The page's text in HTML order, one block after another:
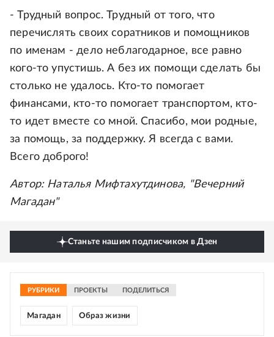
- Трудный вопрос. Трудный от того, что
перечислять своих соратников и помощников
по именам - дело неблагодарное, все равно
кого-то упустишь. А без их помощи сделать бы
столько не удалось. Кто-то помогает
финансами, кто-то помогает транспортом, кто-
то идет вместе со мной. Спасибо, мои родные,
за помощь, за поддержку. Я всегда с вами.
Всего доброго!
Автор: Наталья Мифтахутдинова, "Вечерний
Магадан"
Станьте нашим подписчиком в Дзен
РУБРИКИ ПРОЕКТЫ ПОДЕЛИТЬСЯ
Магадан Образ жизни